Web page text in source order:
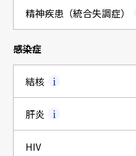
精神疾患（統合失調症）
感染症
結核
肝炎
HIV